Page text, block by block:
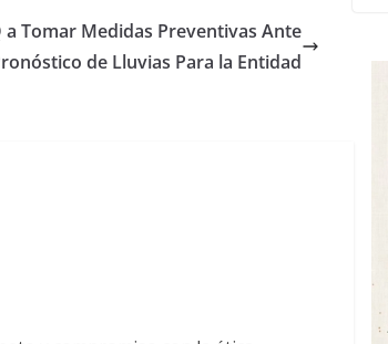
a Tomar Medidas Preventivas Ante
de Lluvias Para la Entidad